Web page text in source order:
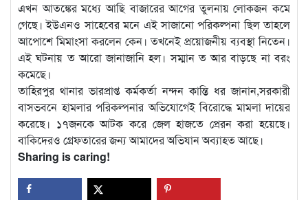
এখন আতঙ্কের মধ্যে আছি বাজারের আগের তুলনায় লোকজন কমে
গেছে। ইউএনও সাহেবের মনে এই সাজানো পরিকল্পনা ছিল তাহলে
আপোশে মিমাংসা করলেন কেন। তখনেই প্রয়োজনীয় ব্যবস্থা নিতেন।
এই ঘটনায় ত আরো জানাজানি হল। সম্মান ত আর বাড়ছে না বরং
কমেছে।
তাহিরপুর থানার ভারপ্রাপ্ত কর্মকর্তা নন্দন কান্তি ধর জানান,সরকারী
বাসভবনে হামলার পরিকল্পনার অভিযোগেই বিরোদ্ধে মামলা দায়ের
করেছে। ১৭জনকে আটক করে জেল হাজতে প্রেরন করা হয়েছে।
বাকিদেরও গ্রেফতারের জন্য আমাদের অভিযান অব্যাহত আছে।
Sharing is caring!